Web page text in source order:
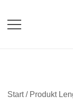
Inhalt
springen
Start/ Produkt